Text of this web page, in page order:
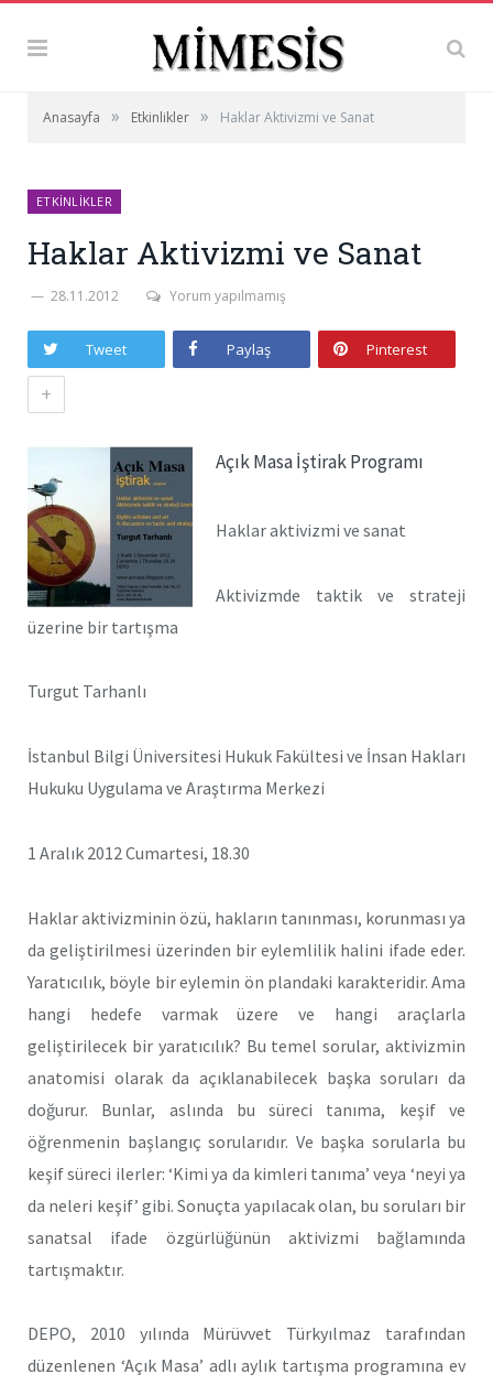
Anasayfa » Etkinlikler » Haklar Aktivizmi ve Sanat
ETKINLIKLER
Haklar Aktivizmi ve Sanat
28.11.2012 Yorum yapılmamış
Tweet Paylaş Pinterest
+
Açık Masa İştirak Programı
Haklar aktivizmi ve sanat
Aktivizmde taktik ve strateji
üzerine bir tartışma
Turgut Tarhanlı
İstanbul Bilgi Üniversitesi Hukuk Fakültesi ve İnsan Hakları
Hukuku Uygulama ve Araştırma Merkezi
1 Aralık 2012 Cumartesi, 18.30
Haklar aktivizminin özü, hakların tanınması, korunması ya
da geliştirilmesi üzerinden bir eylemlilik halini ifade eder.
Yaratıcılık, böyle bir eylemin ön plandaki karakteridir. Ama
hangi hedefe varmak üzere ve hangi araçlarla
geliştirilecek bir yaratıcılık? Bu temel sorular, aktivizmin
anatomisi olarak da açıklanabilecek başka soruları da
doğurur. Bunlar, aslında bu süreci tanıma, keşif ve
öğrenmenin başlangıç sorularıdır. Ve başka sorularla bu
keşif süreci ilerler: ‘Kimi ya da kimleri tanıma’ veya ‘neyi ya
da neleri keşif’ gibi. Sonuçta yapılacak olan, bu soruları bir
sanatsal ifade özgürlüğünün aktivizmi bağlamında
tartışmaktır.
DEPO, 2010 yılında Mürüvvet Türkyılmaz tarafından
düzenlenen ‘Açık Masa’ adlı aylık tartışma programına ev